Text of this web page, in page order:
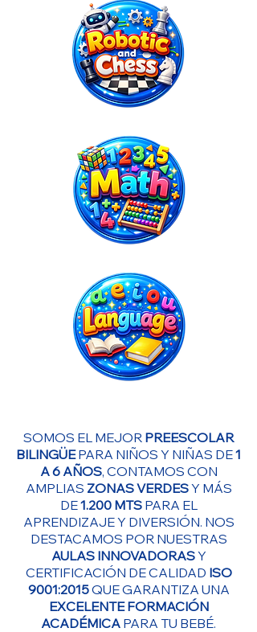
SOMOS EL MEJOR PREESCOLAR
BILINGÜEPARA NIÑOS Y NIÑAS DE1
A 6 AÑOS, CONTAMOS CON
AMPLIAS ZONAS VERDESY MÁS
DE1.200 MTSPARA EL
APRENDIZAJE Y DIVERSIÓN. NOS
DESTACAMOS POR NUESTRAS
AULAS INNOVADORASY
CERTIFICACIÓN DE CALIDAD ISO
9001:2015QUE GARANTIZA UNA
EXCELENTE FORMACIÓN
ACADÉMICA PARA TU BEBÉ.